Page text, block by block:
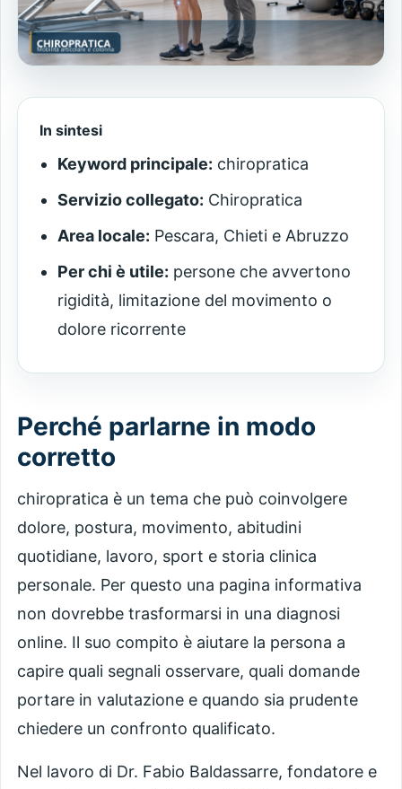
In sintesi
Keyword principale: chiropratica
Servizio collegato: Chiropratica
Area locale: Pescara, Chieti e Abruzzo
Per chi è utile: persone che avvertono
rigidità, limitazione del movimento o
dolore ricorrente
Perché parlarne in modo
corretto
chiropratica è un tema che può coinvolgere
dolore, postura, movimento, abitudini
quotidiane, lavoro, sport e storia clinica
personale. Per questo una pagina informativa
non dovrebbe trasformarsi in una diagnosi
online. Il suo compito è aiutare la persona a
capire quali segnali osservare, quali domande
portare in valutazione e quando sia prudente
chiedere un confronto qualificato.
Nel lavoro di Dr. Fabio Baldassarre, fondatore e